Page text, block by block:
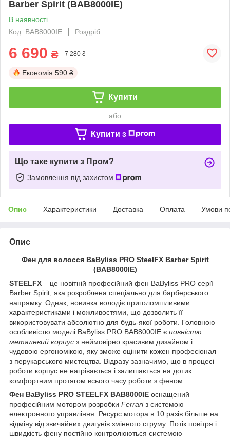
Barber Spirit (BAB8000IE)
В наявності
Код: BAB8000IE
Роздріб
6 690 ₴ 7 280 ₴
Економія 590 ₴
Купити
або
Купити з
Що таке купити з Пром?
Замовлення під захистом
Опис Характеристики Доставка Оплата Умови
Опис
Фен для волосся BaByliss PRO SteelFX Barber Spirit
(BAB8000IE)
STEELFX – це новітній професійний фен BaByliss PRO серії
Barber Spirit, яка розроблена спеціально для барберського
напрямку. Однак, новинка володіє приголомшливими
характеристиками і можливостями, що дозволить її
використовувати абсолютно для будь-якої роботи. Головною
особливістю моделі BaByliss PRO BAB8000IE є повністю
металевий корпус з неймовірно красивим дизайном і
чудовою ергономікою, яку зможе оцінити кожен професіонал
з перукарського мистецтва. Відразу зазначимо, що в процесі
роботи корпус не нагрівається і залишається на дотик
комфортним протягом всього часу роботи з феном.
Фен BaByliss PRO STEELFX BAB8000IE оснащений
професійним мотором розробки Ferrariз системою
електронного управління. Ресурс мотора в 10 разів більше на
відміну від звичайних двигунів змінного струму. Потік повітря і
швидкість фену постійно контролюються системою